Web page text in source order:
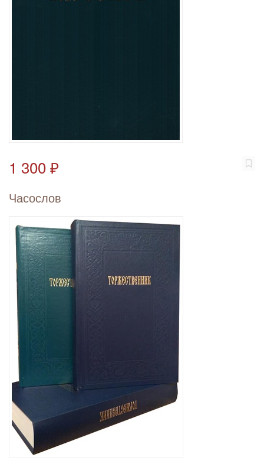
1 300 ₽
Часослов